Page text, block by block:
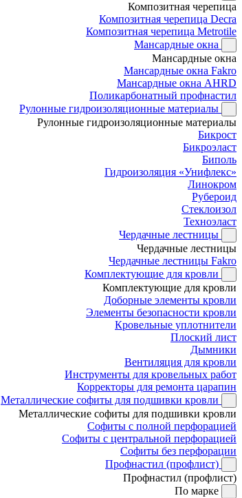
Композитная черепица
Композитная черепица Decra
Композитная черепица Metrotile
Мансардные окна
Мансардные окна
Мансардные окна Fakro
Мансардные окна AHRD
Поликарбонатный профнастил
Рулонные гидроизоляционные материалы
Рулонные гидроизоляционные материалы
Бикрост
Бикроэласт
Биполь
Гидроизоляция «Унифлекс»
Линокром
Рубероид
Стеклоизол
Техноэласт
Чердачные лестницы
Чердачные лестницы
Чердачные лестницы Fakro
Комплектующие для кровли
Комплектующие для кровли
Доборные элементы кровли
Элементы безопасности кровли
Кровельные уплотнители
Плоский лист
Дымники
Вентиляция для кровли
Инструменты для кровельных работ
Корректоры для ремонта царапин
Металлические софиты для подшивки кровли
Металлические софиты для подшивки кровли
Софиты с полной перфорацией
Софиты с центральной перфорацией
Софиты без перфорации
Профнастил (профлист)
Профнастил (профлист)
По марке